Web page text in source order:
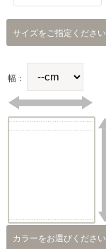
サイズをご指定ください
幅：
カラーをお選びください